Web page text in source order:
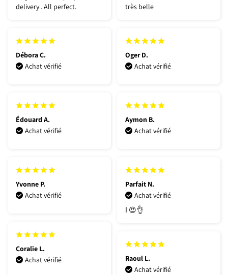
delivery . All perfect.
très belle
Débora C.
Achat vérifié
Oger D.
Achat vérifié
Édouard A.
Achat vérifié
Aymon B.
Achat vérifié
Yvonne P.
Achat vérifié
Parfait N.
Achat vérifié
ا 😍👌
Coralie L.
Achat vérifié
Raoul L.
Achat vérifié